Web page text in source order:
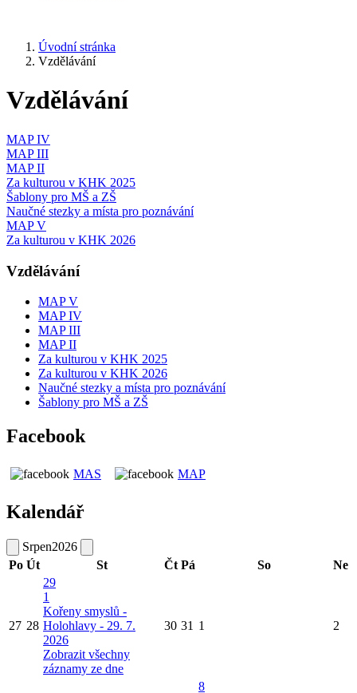
Úvodní stránka
Vzdělávání
Vzdělávání
MAP IV
MAP III
MAP II
Za kulturou v KHK 2025
Šablony pro MŠ a ZŠ
Naučné stezky a místa pro poznávání
MAP V
Za kulturou v KHK 2026
Vzdělávání
MAP V
MAP IV
MAP III
MAP II
Za kulturou v KHK 2025
Za kulturou v KHK 2026
Naučné stezky a místa pro poznávání
Šablony pro MŠ a ZŠ
Facebook
MAS MAP
Kalendář
Srpen2026
Po Út St Čt Pá So Ne
27 28
29
1
Kořeny smyslů -
Holohlavy - 29. 7.
2026
Zobrazit všechny
záznamy ze dne
30 31 1 2
8